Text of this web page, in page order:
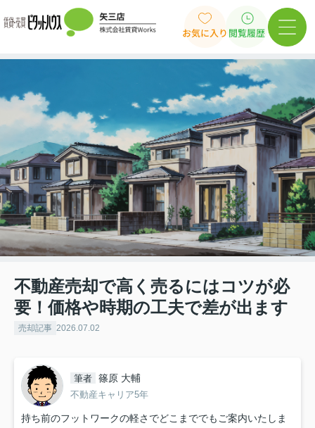
お気に入り 閲覧履歴
不動産売却で高く売るにはコツが必
要！価格や時期の工夫で差が出ます
売却記事 2026.07.02
筆者 篠原 大輔
不動産キャリア5年
持ち前のフットワークの軽さでどこまででもご案内いたしま